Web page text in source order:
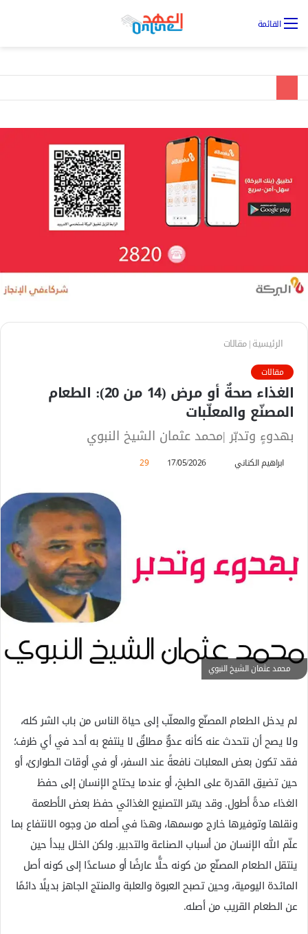
القائمة
الرئيسية|مقالات
مقالات
الغذاء صحةٌ أو مرض (14 من 20): الطعام
المصنّع والمعلّبات
بهدوءٍ وتدبّر |محمد عثمان الشيخ النبوي
ابراهيم الكناني
ي
د
ك
ت
ر
ي
ا
17/05/2026
29
محمد عثمان الشيخ النبوي
لم يدخل الطعام المصنّع والمعلّب إلى حياة الناس من باب الشر كله،
ولا يصح أن نتحدث عنه كأنه عدوٌّ مطلقٌ لا ينتفع به أحد في أي ظرف؛
فقد تكون بعض المعلبات نافعةً عند السفر، أو في أوقات الطوارئ، أو
حين تضيق القدرة على الطبخ، أو عندما يحتاج الإنسان إلى حفظ
الغذاء مدةً أطول. وقد يسّر التصنيع الغذائي حفظ بعض الأطعمة
ونقلها وتوفيرها خارج موسمها، وهذا في أصله من وجوه الانتفاع بما
علّم الله الإنسان من أسباب الصناعة والتدبير. ولكن الخلل يبدأ حين
ينتقل الطعام المصنّع من كونه حلًّا عارضًا أو مساعدًا إلى كونه أصل
المائدة اليومية، وحين تصبح العبوة والعلبة والمنتج الجاهز بديلًا دائمًا
عن الطعام القريب من أصله.